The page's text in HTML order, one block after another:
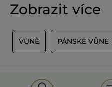
Zobrazit více
VŮNĚ PÁNSKÉ VŮNĚ